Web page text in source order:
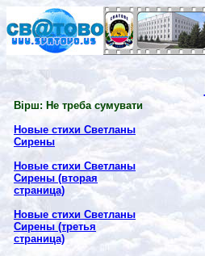
Вірш: Не треба сумувати
Новые стихи Светланы
Сирены
Новые стихи Светланы
Сирены (вторая
страница)
Новые стихи Светланы
Сирены (третья
страница)